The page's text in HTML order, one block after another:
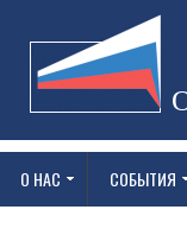
О НАС СОБЫТИЯ